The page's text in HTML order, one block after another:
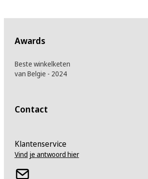
Awards
Beste winkelketen
van Belgie - 2024
Contact
Klantenservice
Vind je antwoord hier